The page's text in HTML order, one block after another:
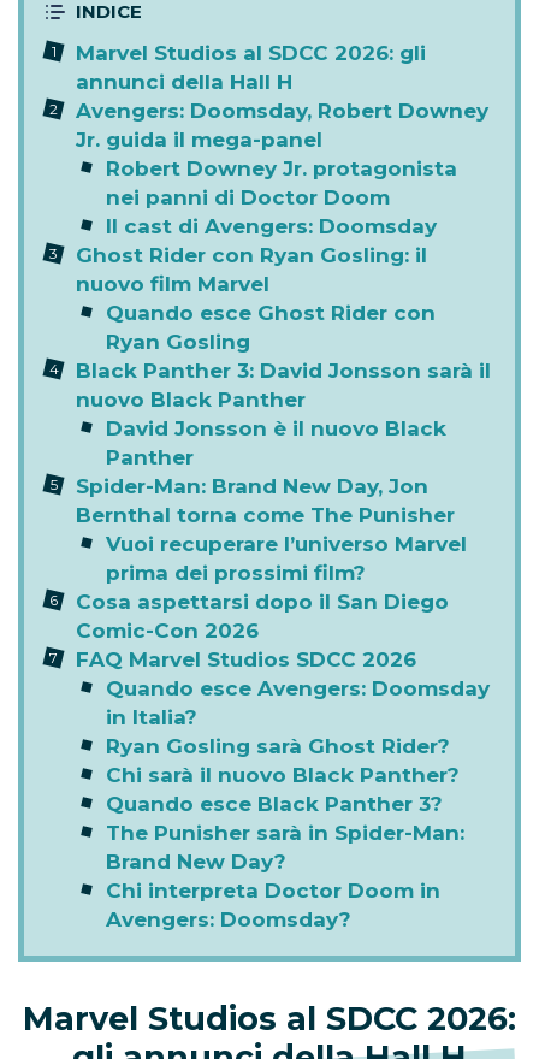
Marvel Studios al SDCC 2026: gli
annunci della Hall H
Avengers: Doomsday, Robert Downey
Jr. guida il mega-panel
Robert Downey Jr. protagonista
nei panni di Doctor Doom
Il cast di Avengers: Doomsday
Ghost Rider con Ryan Gosling: il
nuovo film Marvel
Quando esce Ghost Rider con
Ryan Gosling
Black Panther 3: David Jonsson sarà il
nuovo Black Panther
David Jonsson è il nuovo Black
Panther
Spider-Man: Brand New Day, Jon
Bernthal torna come The Punisher
Vuoi recuperare l’universo Marvel
prima dei prossimi film?
Cosa aspettarsi dopo il San Diego
Comic-Con 2026
FAQ Marvel Studios SDCC 2026
Quando esce Avengers: Doomsday
in Italia?
Ryan Gosling sarà Ghost Rider?
Chi sarà il nuovo Black Panther?
Quando esce Black Panther 3?
The Punisher sarà in Spider-Man:
Brand New Day?
Chi interpreta Doctor Doom in
Avengers: Doomsday?
Marvel Studios al SDCC 2026: